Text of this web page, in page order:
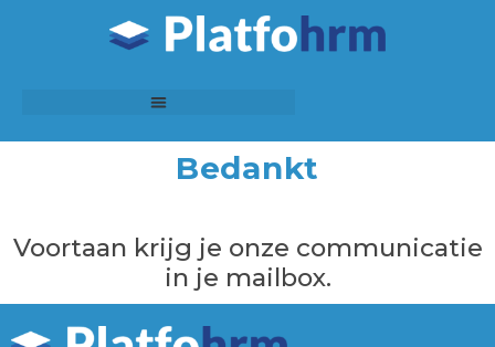
Bedankt
Voortaan krijg je onze communicatie
in je mailbox.